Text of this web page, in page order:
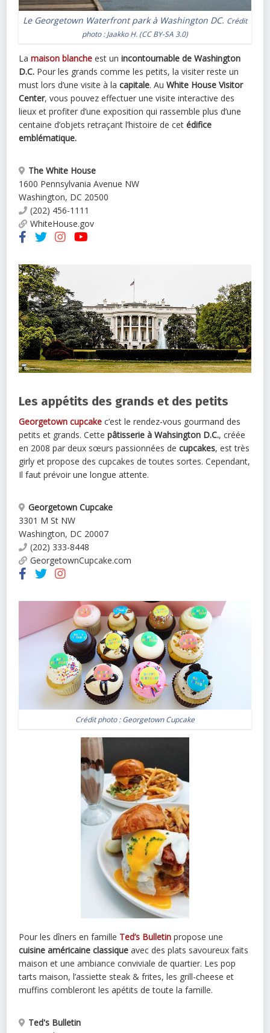
Le Georgetown Waterfront park à Washington DC. Crédit
photo : Jaakko H. (CC BY-SA 3.0)
La maison blanche est un incontournable de Washington
D.C. Pour les grands comme les petits, la visiter reste un
must lors d’une visite à lacapitale. AuWhite House Visitor
Center, vous pouvez effectuer une visite interactive des
lieux et profiter d’une exposition qui rassemble plus d’une
centaine d’objets retraçant l’histoire de cetédifice
emblématique.
The White House
1600 Pennsylvania Avenue NW
Washington, DC 20500
(202) 456-1111
WhiteHouse.gov
Les appétits des grands et des petits
Georgetown cupcake c’est le rendez-vous gourmand des
petits et grands. Cettepâtisserie à Wahsington D.C., créée
en 2008 par deux sœurs passionnées decupcakes, est très
girly et propose des cupcakes de toutes sortes. Cependant,
Il faut prévoir une longue attente.
Georgetown Cupcake
3301 M St NW
Washington, DC 20007
(202) 333-8448
GeorgetownCupcake.com
Crédit photo :Georgetown Cupcake
Pour les dîners en famille Ted’s Bulletin propose une
cuisine américaine classique avec des plats savoureux faits
maison et une ambiance conviviale de quartier. Les pop
tarts maison, l’assiette steak & frites, les grill-cheese et
muffins combleront les apétits de toute la famille.
Ted's Bulletin